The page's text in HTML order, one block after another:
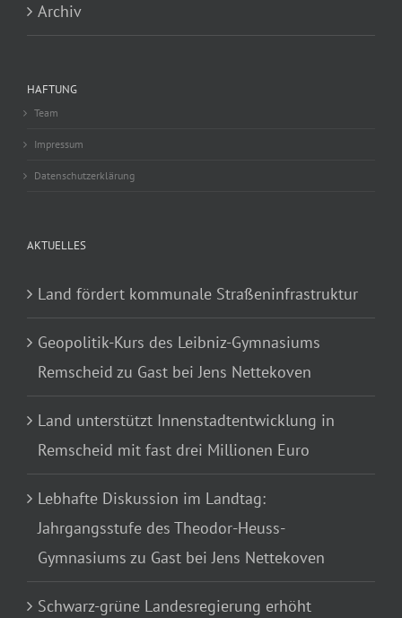
Archiv
HAFTUNG
Team
Impressum
Datenschutzerklärung
AKTUELLES
Land fördert kommunale Straßeninfrastruktur
Geopolitik-Kurs des Leibniz-Gymnasiums
Remscheid zu Gast bei Jens Nettekoven
Land unterstützt Innenstadtentwicklung in
Remscheid mit fast drei Millionen Euro
Lebhafte Diskussion im Landtag:
Jahrgangsstufe des Theodor-Heuss-
Gymnasiums zu Gast bei Jens Nettekoven
Schwarz-grüne Landesregierung erhöht